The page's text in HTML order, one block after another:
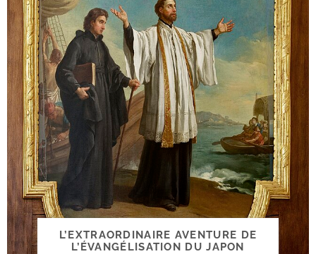
L’EXTRAORDINAIRE AVENTURE DE
L’ÉVANGÉLISATION DU JAPON